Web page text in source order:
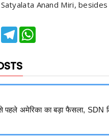
Anand Miri,
Twitter Telegram
अमेरिका का बड़ा फैसला, SDN